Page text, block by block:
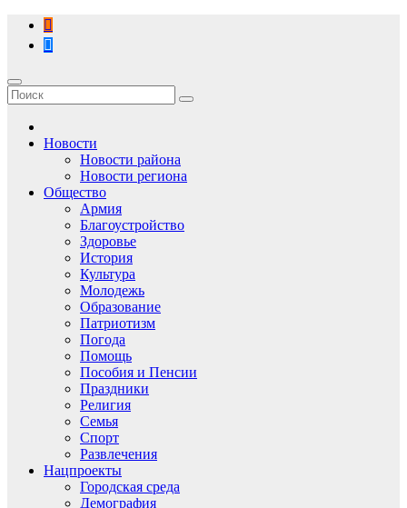
Перейти
содержимому
Новости
Новости района
Новости региона
Общество
Армия
Благоустройство
Здоровье
История
Культура
Молодежь
Образование
Патриотизм
Погода
Помощь
Пособия и Пенсии
Праздники
Религия
Семья
Спорт
Развлечения
Нацпроекты
Городская среда
Демография